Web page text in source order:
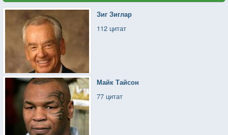
Зиг Зиглар
112 цитат
Майк Тайсон
77 цитат